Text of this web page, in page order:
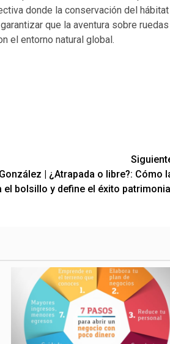
donde la conservación del hábitat
que la aventura sobre ruedas
el entorno natural global.
| ¿Atrapada o libre?: Cómo
el bolsillo y define el éxito